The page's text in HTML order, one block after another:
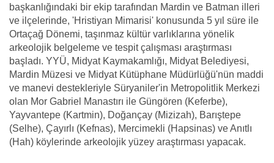
başkanlığındaki bir ekip tarafından Mardin ve Batman illeri
ve ilçelerinde, 'Hristiyan Mimarisi' konusunda 5 yıl süre ile
Ortaçağ Dönemi, taşınmaz kültür varlıklarına yönelik
arkeolojik belgeleme ve tespit çalışması araştırması
başladı. YYÜ, Midyat Kaymakamlığı, Midyat Belediyesi,
Mardin Müzesi ve Midyat Kütüphane Müdürlüğü'nün maddi
ve manevi destekleriyle Süryaniler'in Metropolitlik Merkezi
olan Mor Gabriel Manastırı ile Güngören (Keferbe),
Yayvantepe (Kartmin), Doğançay (Mizizah), Barıştepe
(Selhe), Çayırlı (Kefnas), Mercimekli (Hapsinas) ve Anıtlı
(Hah) köylerinde arkeolojik yüzey araştırması yapacak.